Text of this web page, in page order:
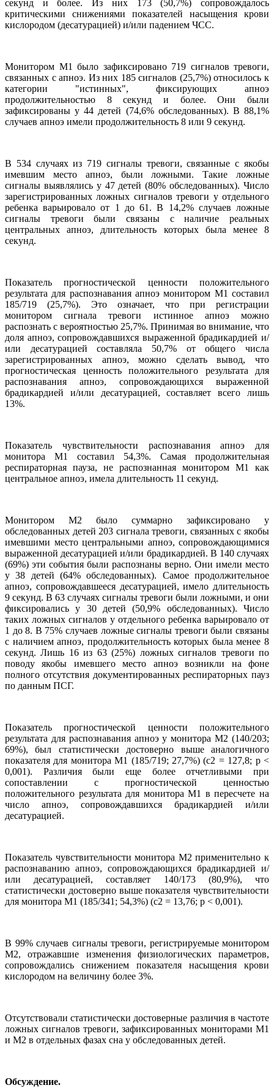
секунд и более. Из них 173 (50,7%) сопровождалось
критическими снижениями показателей насыщения крови
кислородом (десатурацией) и/или падением ЧСС.
Монитором М1 было зафиксировано 719 сигналов тревоги,
связанных с апноэ. Из них 185 сигналов (25,7%) относилось к
категории "истинных", фиксирующих апноэ
продолжительностью 8 секунд и более. Они были
зафиксированы у 44 детей (74,6% обследованных). В 88,1%
случаев апноэ имели продолжительность 8 или 9 секунд.
В 534 случаях из 719 сигналы тревоги, связанные с якобы
имевшим место апноэ, были ложными. Такие ложные
сигналы выявлялись у 47 детей (80% обследованных). Число
зарегистрированных ложных сигналов тревоги у отдельного
ребенка варьировало от 1 до 61. В 14,2% случаев ложные
сигналы тревоги были связаны с наличие реальных
центральных апноэ, длительность которых была менее 8
секунд.
Показатель прогностической ценности положительного
результата для распознавания апноэ монитором М1 составил
185/719 (25,7%). Это означает, что при регистрации
монитором сигнала тревоги истинное апноэ можно
распознать с вероятностью 25,7%. Принимая во внимание, что
доля апноэ, сопровождавшихся выраженной брадикардией и/
или десатурацией составляла 50,7% от общего числа
зарегистрированных апноэ, можно сделать вывод, что
прогностическая ценность положительного результата для
распознавания апноэ, сопровождающихся выраженной
брадикардией и/или десатурацией, составляет всего лишь
13%.
Показатель чувствительности распознавания апноэ для
монитора М1 составил 54,3%. Самая продолжительная
респираторная пауза, не распознанная монитором М1 как
центральное апноэ, имела длительность 11 секунд.
Монитором М2 было суммарно зафиксировано у
обследованных детей 203 сигнала тревоги, связанных с якобы
имевшими место центральными апноэ, сопровождающимися
выраженной десатурацией и/или брадикардией. В 140 случаях
(69%) эти события были распознаны верно. Они имели место
у 38 детей (64% обследованных). Самое продолжительное
апноэ, сопровождавшееся десатурацией, имело длительность
9 секунд. В 63 случаях сигналы тревоги были ложными, и они
фиксировались у 30 детей (50,9% обследованных). Число
таких ложных сигналов у отдельного ребенка варьировало от
1 до 8. В 75% случаев ложные сигналы тревоги были связаны
с наличием апноэ, продолжительность которых была менее 8
секунд. Лишь 16 из 63 (25%) ложных сигналов тревоги по
поводу якобы имевшего место апноэ возникли на фоне
полного отсутствия документированных респираторных пауз
по данным ПСГ.
Показатель прогностической ценности положительного
результата для распознавания апноэ у монитора М2 (140/203;
69%), был статистически достоверно выше аналогичного
показателя для монитора М1 (185/719; 27,7%) (c2 = 127,8; р <
0,001). Различия были еще более отчетливыми при
сопоставлении с прогностической ценностью
положительного результата для монитора М1 в пересчете на
число апноэ, сопровождавшихся брадикардией и/или
десатурацией.
Показатель чувствительности монитора М2 применительно к
распознаванию апноэ, сопровождающихся брадикардией и/
или десатурацией, составляет 140/173 (80,9%), что
статистически достоверно выше показателя чувствительности
для монитора М1 (185/341; 54,3%) (c2 = 13,76; р < 0,001).
В 99% случаев сигналы тревоги, регистрируемые монитором
М2, отражавшие изменения физиологических параметров,
сопровождались снижением показателя насыщения крови
кислородом на величину более 3%.
Отсутствовали статистически достоверные различия в частоте
ложных сигналов тревоги, зафиксированных мониторами М1
и М2 в отдельных фазах сна у обследованных детей.
Обсуждение.